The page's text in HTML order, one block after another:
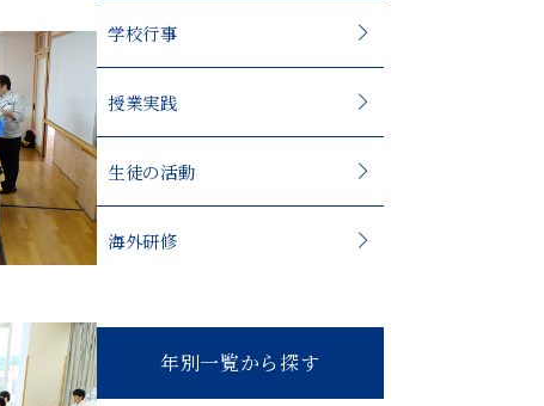
学校行事
授業実践
生徒の活動
海外研修
年別一覧から探す